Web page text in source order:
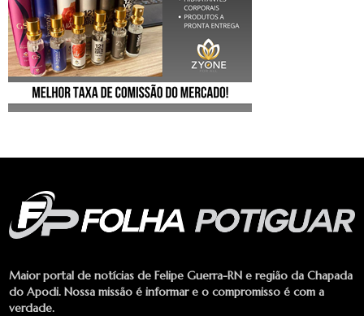
Maior portal de notícias de Felipe Guerra-RN e região da Chapada
do Apodi. Nossa missão é informar e o compromisso é com a
verdade.